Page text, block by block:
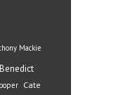
Mackie
Benedict
Cate